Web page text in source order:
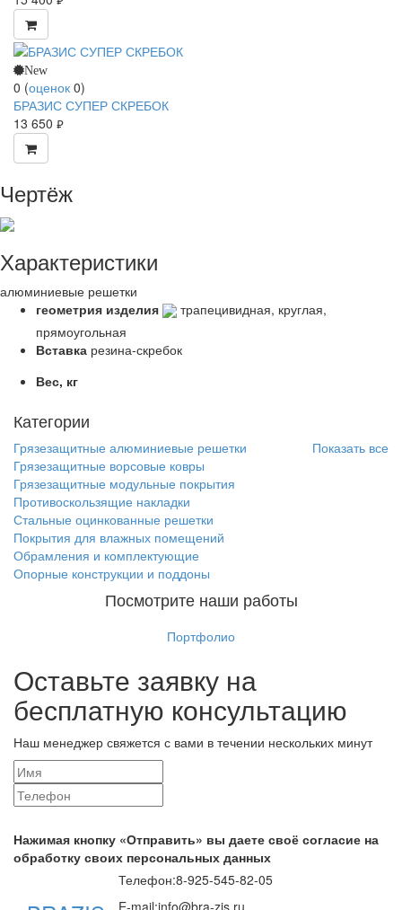
New
0 (оценок 0)
БРАЗИС СУПЕР СКРЕБОК
13 650 руб.
Чертёж
Характеристики
алюминиевые решетки
геометрия изделия
трапецивидная, круглая,
прямоугольная
Вставка резина-скребок
Вес, кг
Категории
Показать все
Грязезащитные алюминиевые решетки
Грязезащитные ворсовые ковры
Грязезащитные модульные покрытия
Противоскользящие накладки
Стальные оцинкованные решетки
Покрытия для влажных помещений
Обрамления и комплектующие
Опорные конструкции и поддоны
Посмотрите наши работы
Портфолио
Оставьте заявку на
бесплатную консультацию
Наш менеджер свяжется с вами в течении нескольких минут
Нажимая кнопку «Отправить» вы даете своё согласие на
обработку своих персональных данных
Телефон:8-925-545-82-05
E-mail:info@bra-zis.ru